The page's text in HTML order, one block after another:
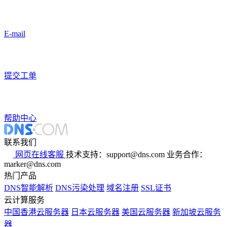
E-mail
提交工单
帮助中心
联系我们
网页在线客服 技术支持：support@dns.com 业务合作：
marker@dns.com
热门产品
DNS智能解析 DNS污染处理 域名注册 SSL证书
云计算服务
中国香港云服务器 日本云服务器 美国云服务器 新加坡云服务
器